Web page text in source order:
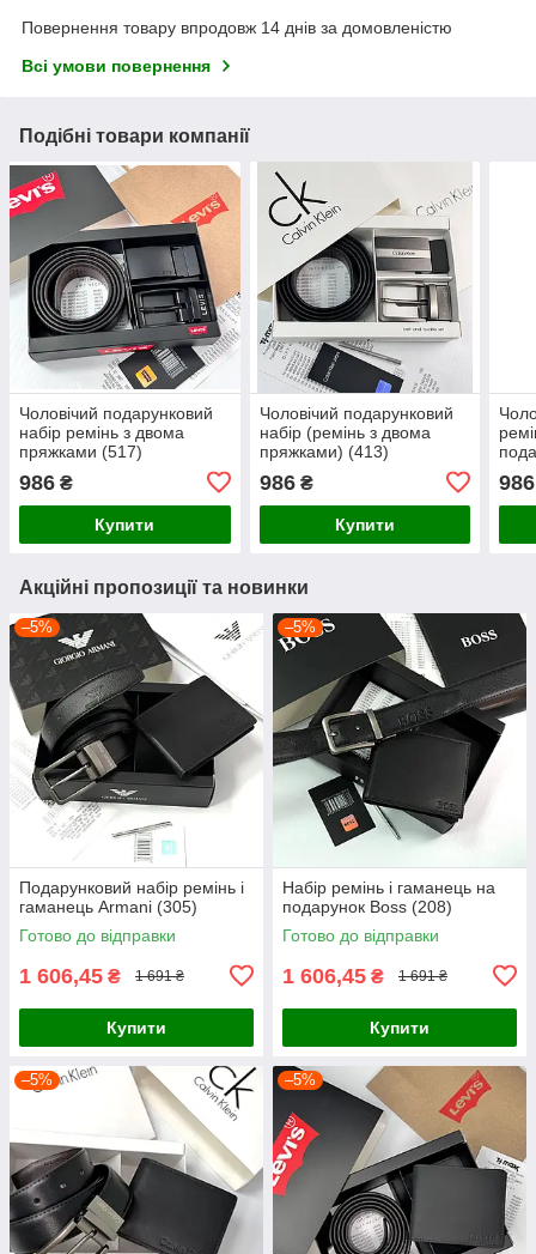
Повернення товару впродовж 14 днів за домовленістю
Всі умови повернення
Подібні товари компанії
Чоловічий подарунковий
набір ремінь з двома
пряжками (517)
986 ₴
Купити
Чоловічий подарунковий
набір (ремінь з двома
пряжками) (413)
986₴
Купити
986
Акційні пропозиції та новинки
–5%
Подарунковий набір ремінь і
гаманець Armani (305)
Готово до відправки
1 606,45 ₴ 1 691 ₴
Купити
–5%
Набір ремінь і гаманець на
подарунок Boss (208)
Готово до відправки
1 606,45 ₴ 1 691 ₴
Купити
–5% –5%